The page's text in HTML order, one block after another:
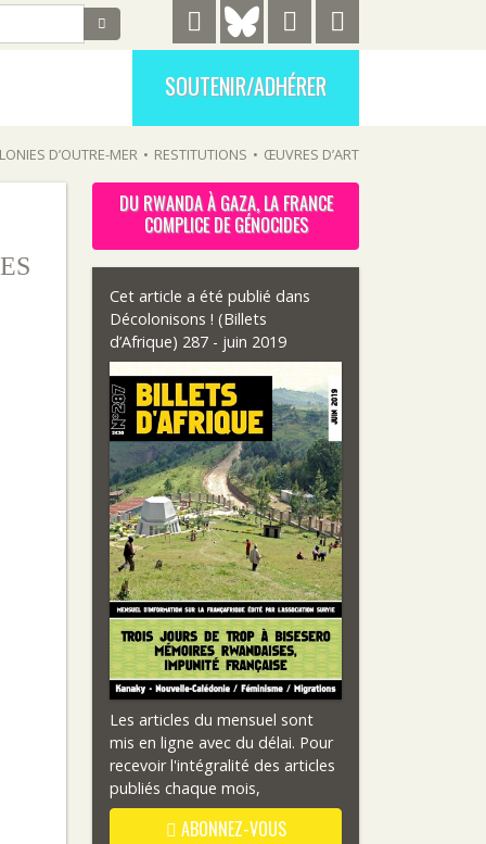
SOUTENIR/ADHÉRER
D’OUTRE-MER • RESTITUTIONS • ŒUVRES D’ART
DU RWANDA À GAZA, LA FRANCE
COMPLICE DE GÉNOCIDES
Cet article a été publié dans
Décolonisons ! (Billets
d’Afrique) 287 - juin 2019
Les articles du mensuel sont
mis en ligne avec du délai. Pour
recevoir l'intégralité des articles
publiés chaque mois,
ABONNEZ-VOUS